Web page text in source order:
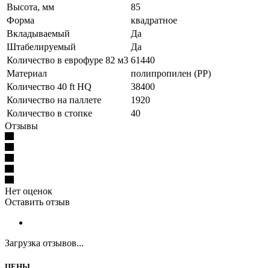
Высота, мм
85
Форма
квадратное
Вкладываемый
Да
Штабелируемый
Да
Количество в еврофуре 82 м3 61440
Материал
полипропилен (PP)
Количество 40 ft HQ
38400
Количество на паллете
1920
Количество в стопке
40
Отзывы
Нет оценок
Оставить отзыв
Загрузка отзывов...